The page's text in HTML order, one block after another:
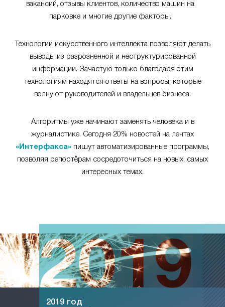
вакансий, отзывы клиентов, количество машин на
парковке и многие другие факторы.
Технологии искусственного интеллекта позволяют делать
выводы из разрозненной и неструктурированной
информации. Зачастую только благодаря этим
технологиям находятся ответы на вопросы, которые
волнуют руководителей и владельцев бизнеса.
Алгоритмы уже начинают заменять человека и в
журналистике. Сегодня 20% новостей на лентах
«Интерфакса» пишут автоматизированные программы,
позволяя репортёрам сосредоточиться на новых, самых
интересных темах.
2019 год